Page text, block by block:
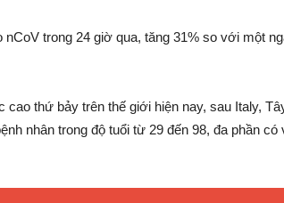
trong 24 giờ qua, tăng 31% so với một
thứ bảy trên thế giới hiện nay, sau Italy,
nhân trong độ tuổi từ 29 đến 98, đa phần có